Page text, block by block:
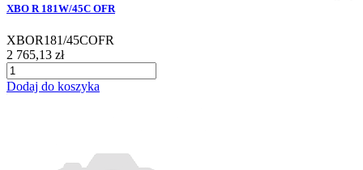
XBO R 181W/45C OFR
XBOR181/45COFR
2 765,13 zł
Dodaj do koszyka